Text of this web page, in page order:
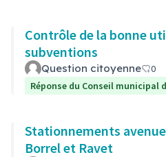
Contrôle de la bonne
subventions
Question citoyenne
0
Réponse du Conseil municipal
Stationnements
Borrel et Ravet